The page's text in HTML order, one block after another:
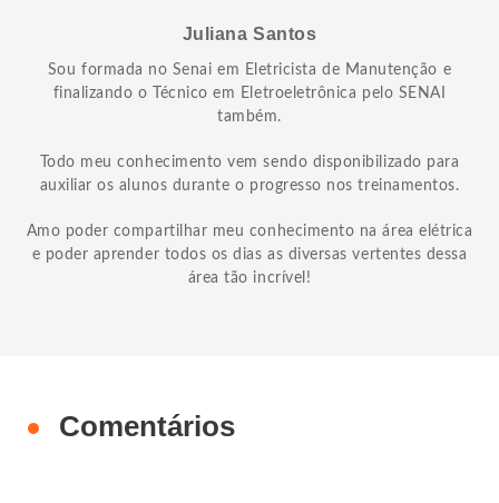
Juliana Santos
Sou formada no Senai em Eletricista de Manutenção e
finalizando o Técnico em Eletroeletrônica pelo SENAI
também.
Todo meu conhecimento vem sendo disponibilizado para
auxiliar os alunos durante o progresso nos treinamentos.
Amo poder compartilhar meu conhecimento na área elétrica
e poder aprender todos os dias as diversas vertentes dessa
área tão incrível!
Comentários